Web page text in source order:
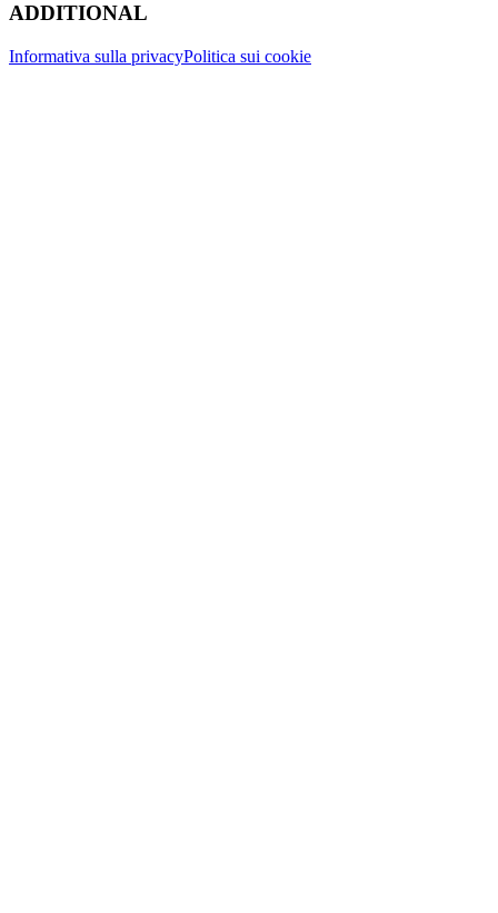
ADDITIONAL
Informativa sulla privacyPolitica sui cookie